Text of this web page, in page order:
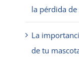
la pérdida
La
de tu